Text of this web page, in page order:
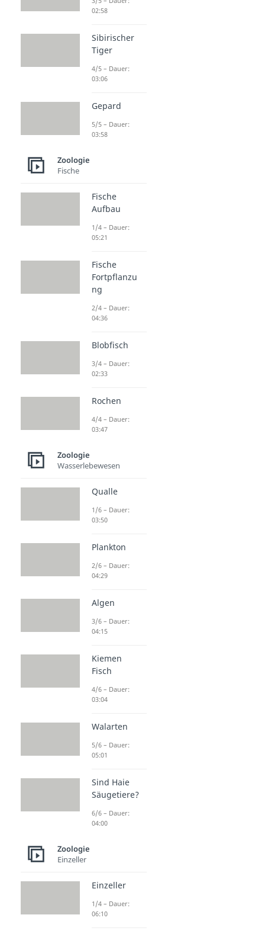
02:58
Sibirischer
Tiger
4/5 – Dauer:
03:06
Gepard
5/5 – Dauer:
03:58
Zoologie
Fische
Fische
Aufbau
1/4 – Dauer:
05:21
Fische
Fortpflanzu
ng
2/4 – Dauer:
04:36
Blobfisch
3/4 – Dauer:
02:33
Rochen
4/4 – Dauer:
03:47
Zoologie
Wasserlebewesen
Qualle
1/6 – Dauer:
03:50
Plankton
2/6 – Dauer:
04:29
Algen
3/6 – Dauer:
04:15
Kiemen
Fisch
4/6 – Dauer:
03:04
Walarten
5/6 – Dauer:
05:01
Sind Haie
Säugetiere?
6/6 – Dauer:
04:00
Zoologie
Einzeller
Einzeller
1/4 – Dauer:
06:10